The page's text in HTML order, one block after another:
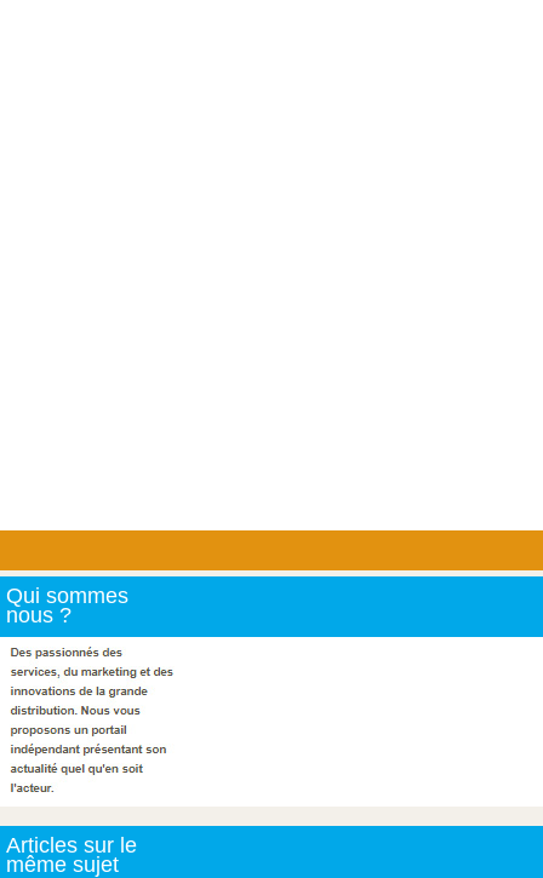
Qui sommes
nous ?
Articles sur le
même sujet